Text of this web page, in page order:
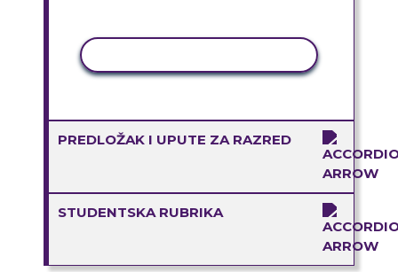
PREDLOŽAK I UPUTE ZA RAZRED
STUDENTSKA RUBRIKA